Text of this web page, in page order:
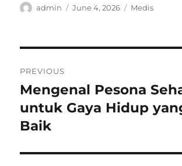
Author
admin
Posted
June 4, 2026 Categories
Medis
navigation
PREVIOUS
Previous
post:
Mengenal Pesona
untuk Gaya Hidup
Baik